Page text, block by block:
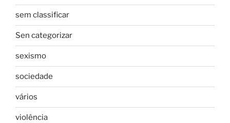
sem classificar
Sen categorizar
sexismo
sociedade
vários
violência